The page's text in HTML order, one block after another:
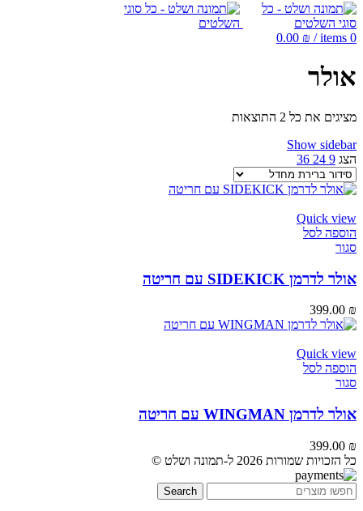
0
items
/
0.00 ₪
אולר
מציגים את כל ⁦2⁩ התוצאות
Show sidebar
הצג 9
24
36
Quick view
הוספה לסל
סגור
אולר לדרמן SIDEKICK עם חריטה
399.00 ₪
Quick view
הוספה לסל
סגור
אולר לדרמן WINGMAN עם חריטה
399.00 ₪
כל הזכויות שמורות 2026 ל-תמונה ושלט ©
Search